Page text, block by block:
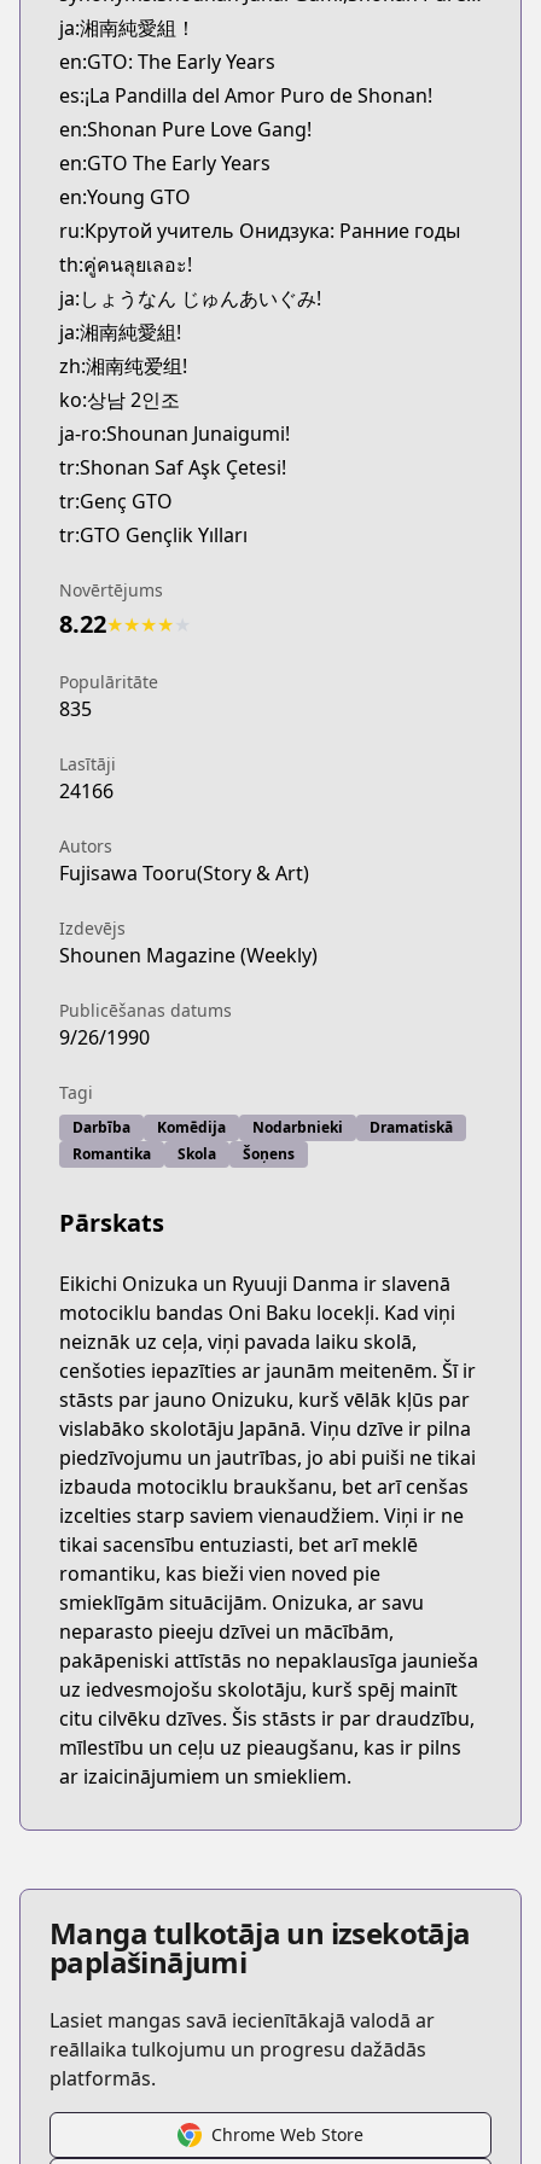
MangaUpdates
https://www.mangaupdates.com/
Book☆Walker
Book☆Walker
https://bookwalker.jp/series/130936
ja:湘南純愛組！
en:GTO: The Early Years
es:¡La Pandilla del Amor Puro de Shonan!
en:Shonan Pure Love Gang!
en:GTO The Early Years
en:Young GTO
ru:Крутой учитель Онидзука: Ранние годы
th:คู่คนลุยเลอะ!
ja:しょうなん じゅんあいぐみ!
ja:湘南純愛組!
zh:湘南纯爱组!
ko:상남 2인조
ja-ro:Shounan Junaigumi!
tr:Shonan Saf Aşk Çetesi!
tr:Genç GTO
tr:GTO Gençlik Yılları
Novērtējums
8.22★★★★
Populāritāte
835
Lasītāji
24166
Autors
Fujisawa Tooru(Story & Art)
Izdevējs
Shounen Magazine (Weekly)
Publicēšanas datums
9/26/1990
Tagi
Darbība Komēdija Nodarbnieki
Dramatiskā
Romantika
Skola Šoņens
Pārskats
Eikichi Onizuka un Ryuuji Danma ir slavenā
motociklu bandas Oni Baku locekļi. Kad viņi
neiznāk uz ceļa, viņi pavada laiku skolā,
cenšoties iepazīties ar jaunām meitenēm. Šī ir
stāsts par jauno Onizuku, kurš vēlāk kļūs par
vislabāko skolotāju Japānā. Viņu dzīve ir pilna
piedzīvojumu un jautrības, jo abi puiši ne tikai
izbauda motociklu braukšanu, bet arī cenšas
izcelties starp saviem vienaudžiem. Viņi ir ne
tikai sacensību entuziasti, bet arī meklē
romantiku, kas bieži vien noved pie
smieklīgām situācijām. Onizuka, ar savu
neparasto pieeju dzīvei un mācībām,
pakāpeniski attīstās no nepaklausīga jaunieša
uz iedvesmojošu skolotāju, kurš spēj mainīt
citu cilvēku dzīves. Šis stāsts ir par draudzību,
mīlestību un ceļu uz pieaugšanu, kas ir pilns
ar izaicinājumiem un smiekliem.
Manga tulkotāja un izsekotāja
paplašinājumi
Lasiet mangas savā iecienītākajā valodā ar
reāllaika tulkojumu un progresu dažādās
platformās.
Chrome Web Store